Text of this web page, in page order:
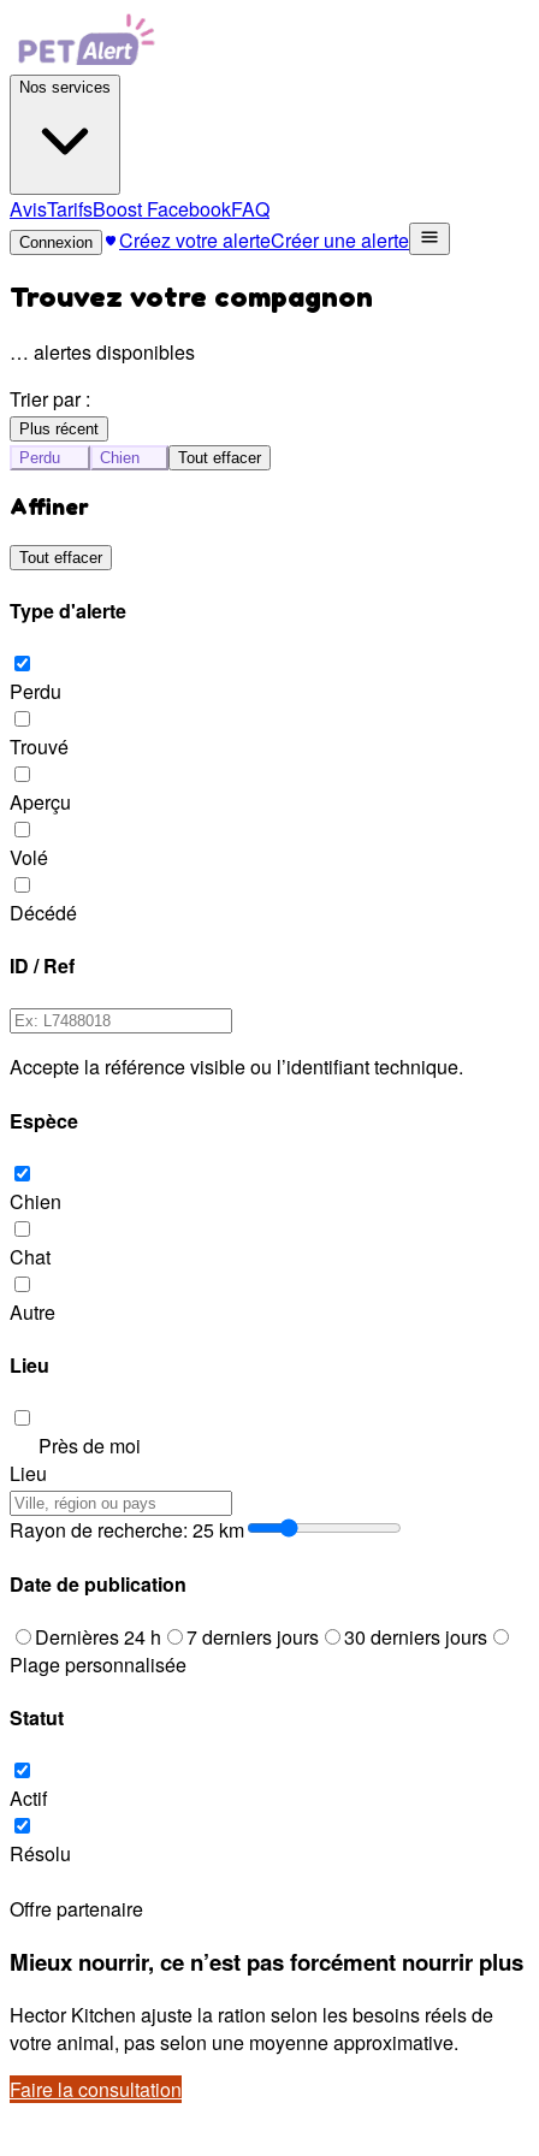
Nos services
AvisTarifsBoost FacebookFAQ
Connexion Créez votre alerteCréer une alerte
Trouvez votre compagnon
… alertes disponibles
Trier par :
Plus récent
Perdu
Chien Tout effacer
Affiner
Tout effacer
Type d'alerte
Perdu
Trouvé
Aperçu
Volé
Décédé
ID / Ref
Accepte la référence visible ou l’identifiant technique.
Espèce
Chien
Chat
Autre
Lieu
Près de moi
Lieu
Rayon de recherche: 25 km
Date de publication
Dernières 24 h
7 derniers jours
30 derniers jours
Plage personnalisée
Statut
Actif
Résolu
Offre partenaire
Mieux nourrir, ce n’est pas forcément nourrir plus
Hector Kitchen ajuste la ration selon les besoins réels de
votre animal, pas selon une moyenne approximative.
Faire la consultation